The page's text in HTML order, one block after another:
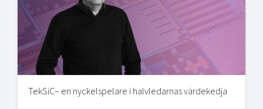
TekSiC– en nyckelspelare i halvledarnas värdekedja